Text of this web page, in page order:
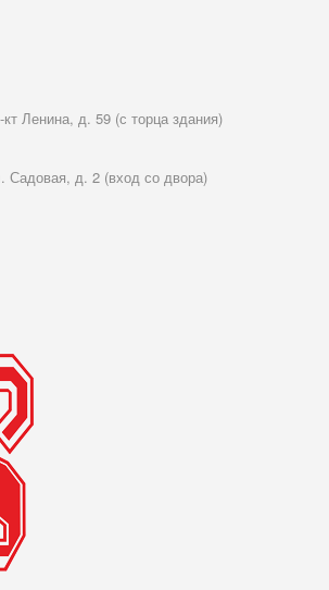
Ленина, д. 59 (с торца здания)
Садовая, д. 2 (вход со двора)